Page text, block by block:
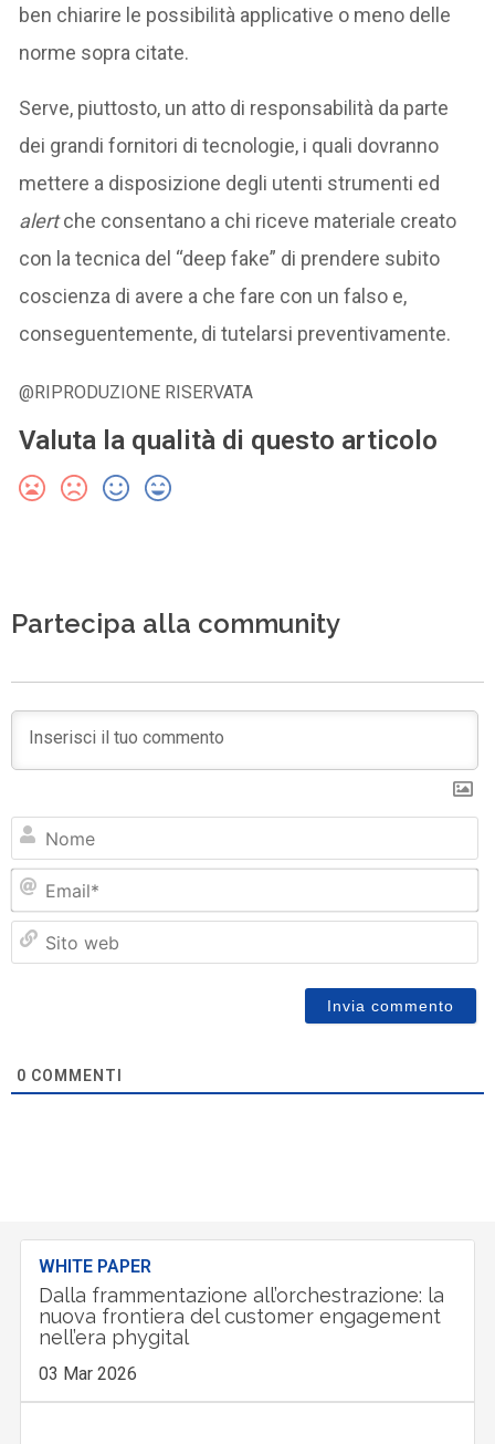
ben chiarire le possibilità applicative o meno delle
norme sopra citate.
Serve, piuttosto, un atto di responsabilità da parte
dei grandi fornitori di tecnologie, i quali dovranno
mettere a disposizione degli utenti strumenti ed
alertche consentano a chi riceve materiale creato
con la tecnica del “deep fake” di prendere subito
coscienza di avere a che fare con un falso e,
conseguentemente, di tutelarsi preventivamente.
@RIPRODUZIONE RISERVATA
Valuta la qualità di questo articolo
Partecipa alla community
0 COMMENTI
WHITE PAPER
Dalla frammentazione all’orchestrazione: la
nuova frontiera del customer engagement
nell’era phygital
03 Mar 2026